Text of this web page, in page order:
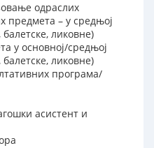
одраслих
предмета – у средњој
ликовне)
у основној/средњој
ликовне)
програма/
асистент и